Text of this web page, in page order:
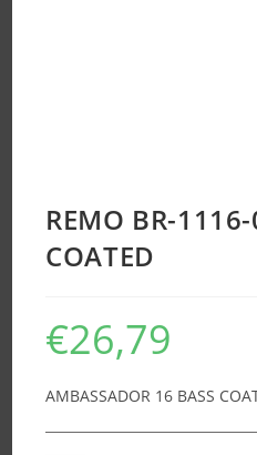
REMO BR-
COATED
€26,79
AMBASSADOR 16 BASS